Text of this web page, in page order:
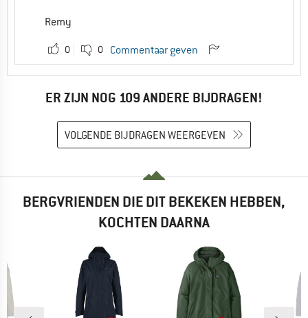
Remy
0 0 Commentaar geven
ER ZIJN NOG 109 ANDERE BIJDRAGEN!
VOLGENDE BIJDRAGEN WEERGEVEN
BERGVRIENDEN DIE DIT BEKEKEN HEBBEN,
KOCHTEN DAARNA